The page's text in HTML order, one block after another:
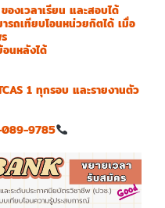
องเวลาเรียน และสอบได้
รถเทียบโอนหน่วยกิตได้ เมื่อ
นหลังได้
1 ทุกรอบ และรายงานตัว
089-9785